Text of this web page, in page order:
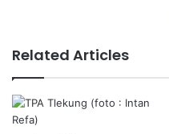
Related Articles